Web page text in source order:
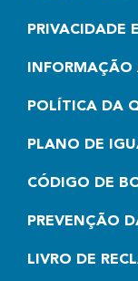
PRIVACIDADE
POLÍTICA DA
PLANO DE
CÓDIGO DE
PREVENÇÃO
LIVRO DE